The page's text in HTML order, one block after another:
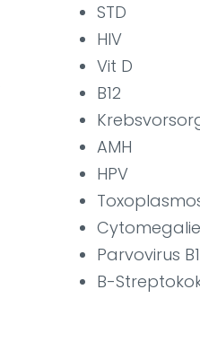
STD
HIV
Vit D
B12
AMH
HPV
Parvovirus
B-